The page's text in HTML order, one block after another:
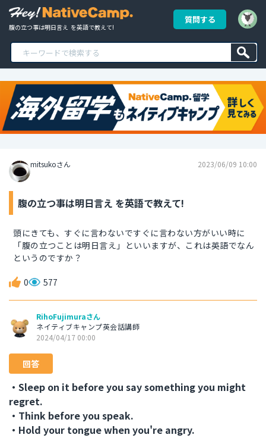
腹の立つ事は明日言え  を英語で教えて!
質問する
mitsukoさん 2023/06/09 10:00
腹の立つ事は明日言え を英語で教えて!
頭にきても、すぐに言わないですぐに言わない方がいい時に
「腹の立つことは明日言え」といいますが、これは英語でなん
というのですか？
0 577
RihoFujimuraさん
ネイティブキャンプ英会話講師
2024/04/17 00:00
回答
・Sleep on it before you say something you might
regret.
・Think before you speak.
・Hold your tongue when you're angry.